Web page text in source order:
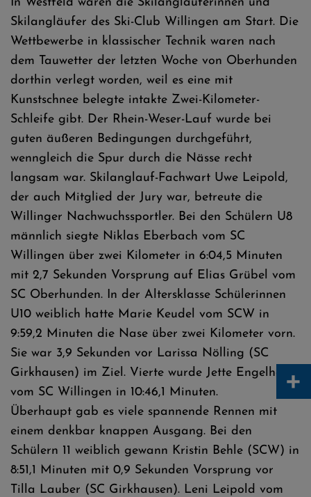
Skilangläufer des Ski-Club Willingen am Start. Die
Wettbewerbe in klassischer Technik waren nach
dem Tauwetter der letzten Woche von Oberhunden
dorthin verlegt worden, weil es eine mit
Kunstschnee belegte intakte Zwei-Kilometer-
Schleife gibt. Der Rhein-Weser-Lauf wurde bei
guten äußeren Bedingungen durchgeführt,
wenngleich die Spur durch die Nässe recht
langsam war. Skilanglauf-Fachwart Uwe Leipold,
der auch Mitglied der Jury war, betreute die
Willinger Nachwuchssportler. Bei den Schülern U8
männlich siegte Niklas Eberbach vom SC
Willingen über zwei Kilometer in 6:04,5 Minuten
mit 2,7 Sekunden Vorsprung auf Elias Grübel vom
SC Oberhunden. In der Altersklasse Schülerinnen
U10 weiblich hatte Marie Keudel vom SCW in
9:59,2 Minuten die Nase über zwei Kilometer vorn.
Sie war 3,9 Sekunden vor Larissa Nölling (SC
Girkhausen) im Ziel. Vierte wurde Jette Engelhard
vom SC Willingen in 10:46,1 Minuten.
Überhaupt gab es viele spannende Rennen mit
einem denkbar knappen Ausgang. Bei den
Schülern 11 weiblich gewann Kristin Behle (SCW) in
8:51,1 Minuten mit 0,9 Sekunden Vorsprung vor
Tilla Lauber (SC Girkhausen). Leni Leipold vom
+